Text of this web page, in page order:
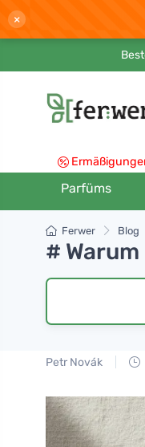
×
Parfüms
Ferwer Blog
#
Petr Novák